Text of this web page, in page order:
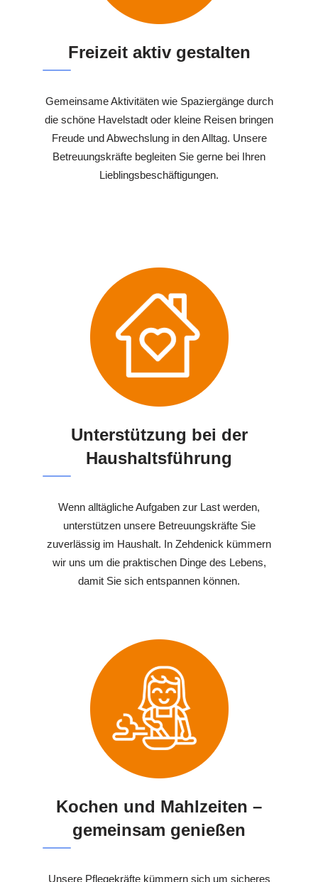
Freizeit aktiv gestalten
Gemeinsame Aktivitäten wie Spaziergänge durch
die schöne Havelstadt oder kleine Reisen bringen
Freude und Abwechslung in den Alltag. Unsere
Betreuungskräfte begleiten Sie gerne bei Ihren
Lieblingsbeschäftigungen.
Unterstützung bei der
Haushaltsführung
Wenn alltägliche Aufgaben zur Last werden,
unterstützen unsere Betreuungskräfte Sie
zuverlässig im Haushalt. In Zehdenick kümmern
wir uns um die praktischen Dinge des Lebens,
damit Sie sich entspannen können.
Kochen und Mahlzeiten –
gemeinsam genießen
Unsere Pflegekräfte kümmern sich um sicheres